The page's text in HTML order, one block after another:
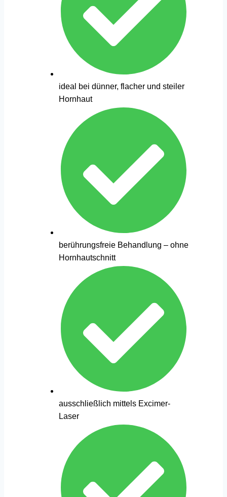
ideal bei dünner, flacher und steiler
Hornhaut
berührungsfreie Behandlung – ohne
Hornhautschnitt
ausschließlich mittels Excimer-
Laser